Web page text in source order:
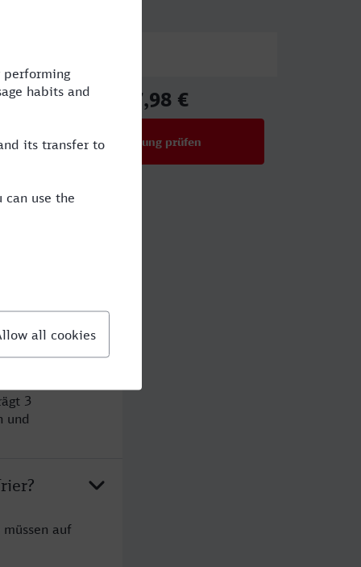
17,98 €
Verbindung prüfen
Trier?
3
und
auf